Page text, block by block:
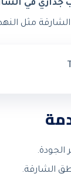
في
مثل
الجودة.
الشارقة.